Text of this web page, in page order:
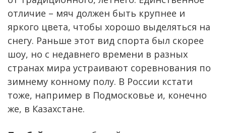
отличие – мяч должен быть крупнее и
яркого цвета, чтобы хорошо выделяться на
снегу. Раньше этот вид спорта был скорее
шоу, но с недавнего времени в разных
странах мира устраивают соревнования по
зимнему конному полу. В России кстати
тоже, например в Подмосковье и, конечно
же, в Казахстане.